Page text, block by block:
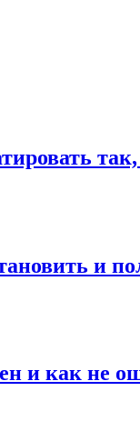
и
и как не